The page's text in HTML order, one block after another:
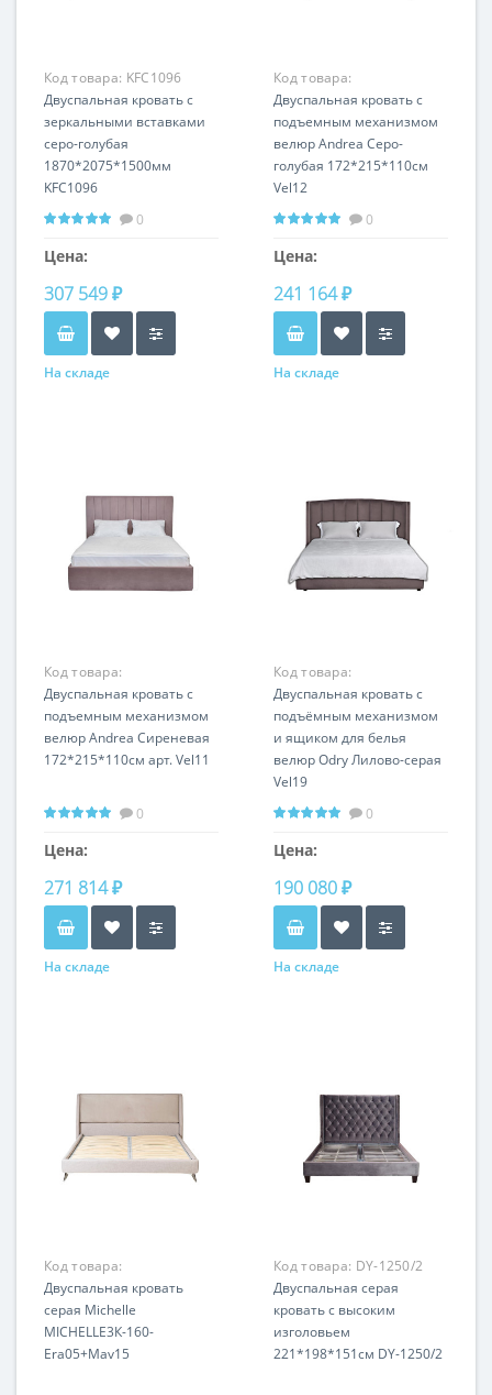
Код товара: KFC1096
Двуспальная кровать с
зеркальными вставками
серо-голубая
1870*2075*1500мм
KFC1096
0
Цена:
307 549 ₽
На складе
Код товара:
ANDREA1К-160M-Vel12
Двуспальная кровать с
подъемным механизмом
велюр Andrea Серо-
голубая 172*215*110см
Vel12
0
Цена:
241 164 ₽
На складе
Код товара:
ANDREA1К-160M-Vel11
Двуспальная кровать с
подъемным механизмом
велюр Andrea Сиреневая
172*215*110см арт. Vel11
0
Цена:
271 814 ₽
На складе
Код товара:
ODRY1К-160M-
Vel19+Vel09
Двуспальная кровать с
подъёмным механизмом
и ящиком для белья
велюр Odry Лилово-серая
Vel19
0
Цена:
190 080 ₽
На складе
Код товара:
MICHELLE3К-160-
Era05+Mav15
Двуспальная кровать
серая Michelle
MICHELLE3К-160-
Era05+Mav15
Код товара: DY-1250/2
Двуспальная серая
кровать с высоким
изголовьем
221*198*151см DY-1250/2